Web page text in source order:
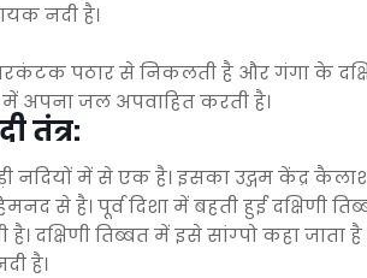
नदी है।
पठार से निकलती है और गंगा के
अपना जल अपवाहित करती है।
तंत्र:
नदियों में से एक है। इसका उद्गम केंद्र
से है। पूर्व दिशा में बहती हुई दक्षिणी
दक्षिणी तिब्बत में इसे सांग्पो कहा जाता है
है।